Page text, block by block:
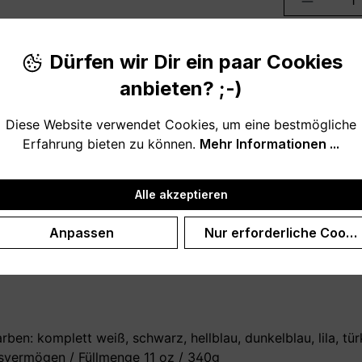
Die Kaffeetasse ist eine liebevolle und ausgefallene
erhalten.
Mutter zum Muttertag, zum Geburtstag, zu
komplett weiß, schwarz, hellblau, dunkelblau, lila,
/ Füllmenge 11 oz / 340g
Dürfen wir Dir ein paar Cookies
anbieten? ;-)
Diese Website verwendet Cookies, um eine bestmögliche
Erfahrung bieten zu können. Mehr Informationen ...
Alle akzeptieren
Anpassen Nur erforderliche